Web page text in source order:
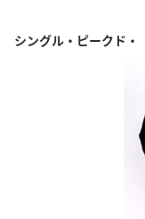
シングル・ピークド・